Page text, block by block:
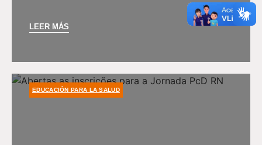
LEER MÁS
EDUCACIÓN PARA LA SALUD